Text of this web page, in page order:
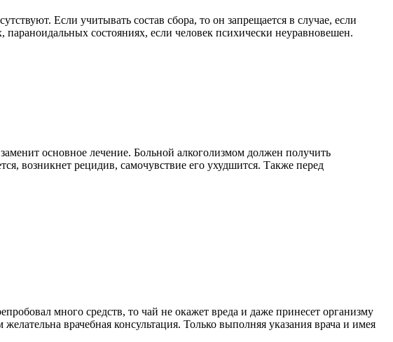
Если учитывать состав сбора, то он запрещается в случае, если
состояниях, если человек психически неуравновешен.
основное лечение. Больной алкоголизмом должен получить
возникнет рецидив, самочувствие его ухудшится. Также перед
много средств, то чай не окажет вреда и даже принесет организму
врачебная консультация. Только выполняя указания врача и имея